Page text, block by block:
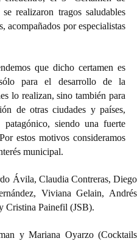
realizaron tragos saludables
acompañados por especialistas
que dicho certamen es
para el desarrollo de la
lo realizan, sino también para
de otras ciudades y países,
siendo una fuerte
estos motivos consideramos
municipal.
Ávila, Claudia Contreras, Diego
Viviana Gelain, Andrés
Cristina Painefil (JSB).
y Mariana Oyarzo (Cocktails